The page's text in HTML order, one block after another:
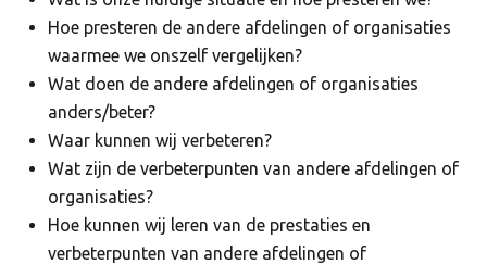
Hoe presteren de andere afdelingen of organisaties
waarmee we onszelf vergelijken?
Wat doen de andere afdelingen of organisaties
anders/beter?
Waar kunnen wij verbeteren?
Wat zijn de verbeterpunten van andere afdelingen of
organisaties?
Hoe kunnen wij leren van de prestaties en
verbeterpunten van andere afdelingen of